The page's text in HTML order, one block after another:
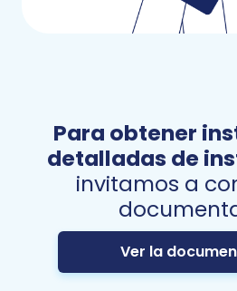
Para obtener
detalladas de
invitamos a
Ver la